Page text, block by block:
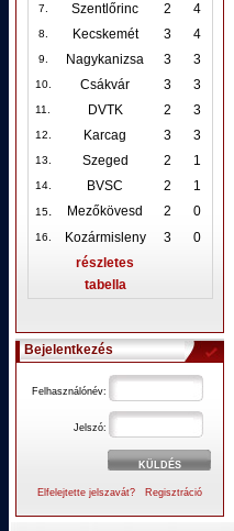
7. Szentlőrinc 2 4
8. Kecskemét 3 4
9. Nagykanizsa 3 3
10. Csákvár 3 3
11. DVTK 2 3
12. Karcag 3 3
13. Szeged 2 1
14. BVSC 2 1
15. Mezőkövesd 2 0
16. Kozármisleny 3
0
részletes
tabella
Bejelentkezés
Felhasználónév:
Jelszó:
Elfelejtette jelszavát? Regisztráció